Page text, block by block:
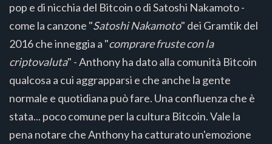
pop e di nicchia del Bitcoin o di Satoshi Nakamoto -
come la canzone "Satoshi Nakamoto" dei Gramtik del
2016 che inneggia a "comprare fruste con la
criptovaluta" - Anthony ha dato alla comunità Bitcoin
qualcosa a cui aggrapparsi e che anche la gente
normale e quotidiana può fare. Una confluenza che è
stata... poco comune per la cultura Bitcoin. Vale la
pena notare che Anthony ha catturato un'emozione